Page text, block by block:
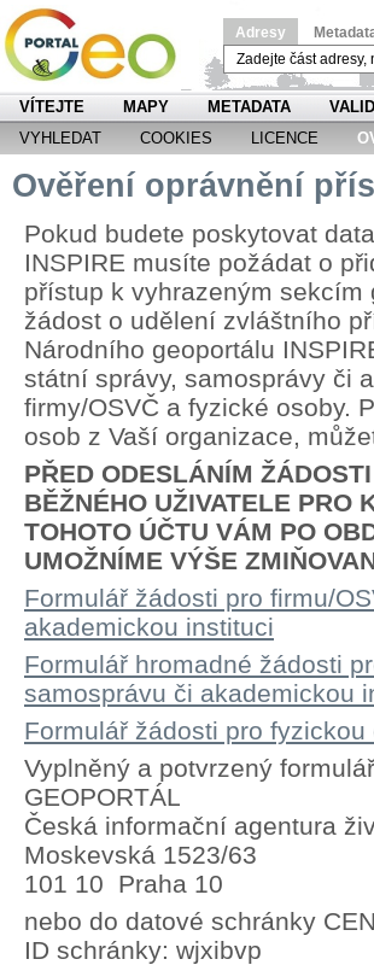
Adresy
VÍTEJTE MAPY METADATA
VYHLEDAT
COOKIES LICENCE
Ověření oprávnění
Pokud budete poskytovat
INSPIRE musíte požádat o
přístup k vyhrazeným
žádost o udělení zvláštního
Národního geoportálu
státní správy, samosprávy či
firmy/OSVČ a fyzické osoby.
osob z Vaší organizace,
PŘED ODESLÁNÍM
BĚŽNÉHO UŽIVATELE PRO
TOHOTO ÚČTU VÁM PO
UMOŽNÍME VÝŠE
Formulář žádosti pro firmu/
akademickou instituci
Formulář hromadné žádosti
samosprávu či akademickou
Formulář žádosti pro fyzickou
Vyplněný a potvrzený
GEOPORTÁL
Česká informační agentura
Moskevská 1523/63
101 10 Praha 10
nebo do datové schránky
ID schránky: wjxibvp